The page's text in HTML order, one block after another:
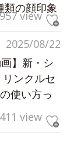
類の顔印象
view
2025/08/22
】新・シ
ンクルセ
使い方っ
view